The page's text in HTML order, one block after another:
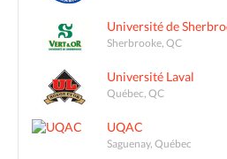
Université de
Sherbrooke, QC
Université Laval
Québec, QC
UQAC
Saguenay, Québec